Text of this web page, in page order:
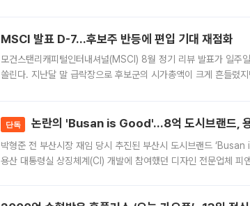
MSCI 발표 D-7…후보주 반등에 편입 기대 재점화
모건스탠리캐피털인터내셔널(MSCI) 8월 정기 리뷰 발표가 일주
쏠린다. 지난달 말 급락장으로 후보군의 시가총액이 크게 흔들렸
단독 논란의 'Busan is Good'…8억 도시브랜드,
박형준 전 부산시장 재임 당시 추진된 부산시 도시브랜드
용산 대통령실 상징체계(CI) 개발에 참여했던 디자인 전문업체